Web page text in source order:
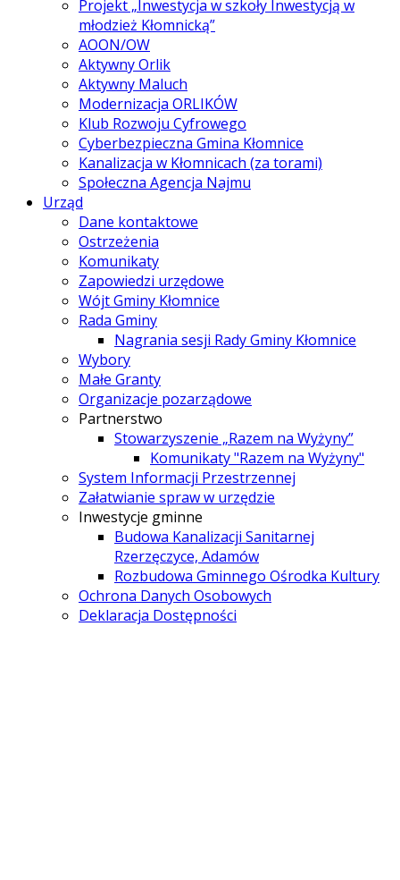
Projekt „Inwestycja w szkoły Inwestycją w
młodzież Kłomnicką”
AOON/OW
Aktywny Orlik
Aktywny Maluch
Modernizacja ORLIKÓW
Klub Rozwoju Cyfrowego
Cyberbezpieczna Gmina Kłomnice
Kanalizacja w Kłomnicach (za torami)
Społeczna Agencja Najmu
Urząd
Dane kontaktowe
Ostrzeżenia
Komunikaty
Zapowiedzi urzędowe
Wójt Gminy Kłomnice
Rada Gminy
Nagrania sesji Rady Gminy Kłomnice
Wybory
Małe Granty
Organizacje pozarządowe
Partnerstwo
Stowarzyszenie „Razem na Wyżyny”
Komunikaty "Razem na Wyżyny"
System Informacji Przestrzennej
Załatwianie spraw w urzędzie
Inwestycje gminne
Budowa Kanalizacji Sanitarnej
Rzerzęczyce, Adamów
Rozbudowa Gminnego Ośrodka Kultury
Ochrona Danych Osobowych
Deklaracja Dostępności